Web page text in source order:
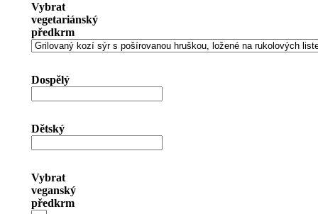
Vybrat
vegetariánský
předkrm
Dospělý
Dětský
Vybrat
veganský
předkrm